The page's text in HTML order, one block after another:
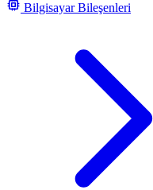
Bilgisayar Bileşenleri